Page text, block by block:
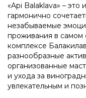
«Api Balaklava» – это
гармонично
незабываемые
проживания в самом
комплексе
разнообразные
организованные
и ухода за
увлекательным и